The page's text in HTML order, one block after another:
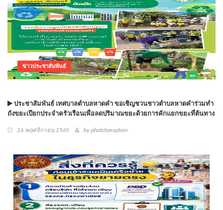
ข่าวประชาสัมพันธ์
ประชาสัมพันธ์ เทศบาลตำบลหาดคำ ขอเชิญชวนชาวตำบลหาดคำร่วมทำ
ถังขยะเปียกประจำครัวเรือนเพื่อลดปริมาณขยะด้วยการคักแยกขยะที่ต้นทาง
26 พฤศจิกายน 2565 by phatcharaphon